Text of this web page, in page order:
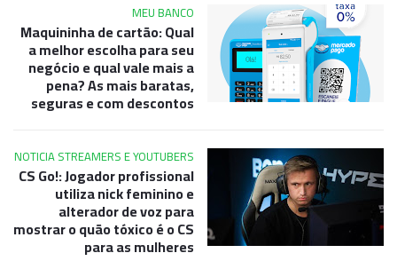
MEU BANCO
Maquininha de cartão: Qual
a melhor escolha para seu
negócio e qual vale mais a
pena? As mais baratas,
seguras e com descontos
NOTICIA STREAMERS E YOUTUBERS
CS Go!: Jogador profissional
utiliza nick feminino e
alterador de voz para
mostrar o quão tóxico é o CS
para as mulheres